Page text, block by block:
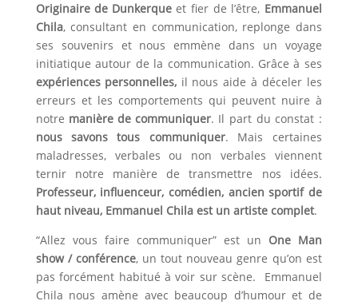
Originaire de Dunkerqueet fier de l’être, Emmanuel
Chila, consultant en communication, replonge dans
ses souvenirs et nous emmène dans un voyage
initiatique autour de la communication. Grâce à ses
expériences personnelles,il nous aide à déceler les
erreurs et les comportements qui peuvent nuire à
notre manière de communiquer. Il part du constat :
nous savons tous communiquer. Mais certaines
maladresses, verbales ou non verbales viennent
ternir notre manière de transmettre nos idées.
Professeur, influenceur, comédien, ancien sportif de
haut niveau, Emmanuel Chila est un artiste complet.
“Allez vous faire communiquer” est un One Man
show / conférence, un tout nouveau genre qu’on est
pas forcément habitué à voir sur scène. Emmanuel
Chila nous amène avec beaucoup d’humour et de